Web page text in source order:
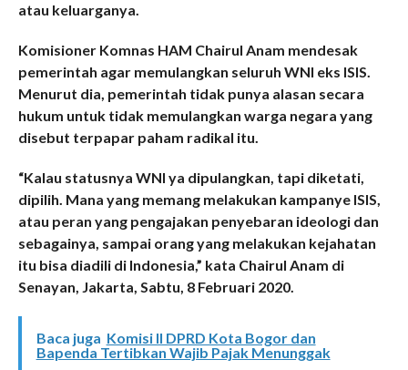
atau keluarganya.
Komisioner Komnas HAM Chairul Anam mendesak
pemerintah agar memulangkan seluruh WNI eks ISIS.
Menurut dia, pemerintah tidak punya alasan secara
hukum untuk tidak memulangkan warga negara yang
disebut terpapar paham radikal itu.
“Kalau statusnya WNI ya dipulangkan, tapi diketati,
dipilih. Mana yang memang melakukan kampanye ISIS,
atau peran yang pengajakan penyebaran ideologi dan
sebagainya, sampai orang yang melakukan kejahatan
itu bisa diadili di Indonesia,” kata Chairul Anam di
Senayan, Jakarta, Sabtu, 8 Februari 2020.
Baca juga Komisi II DPRD Kota Bogor dan
Bapenda Tertibkan Wajib Pajak Menunggak